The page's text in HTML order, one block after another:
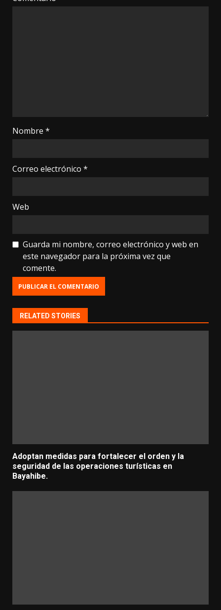
Nombre *
Correo electrónico *
Web
Guarda mi nombre, correo electrónico y web en
este navegador para la próxima vez que
comente.
RELATED STORIES
Adoptan medidas para fortalecer el orden y la
seguridad de las operaciones turísticas en
Bayahibe.